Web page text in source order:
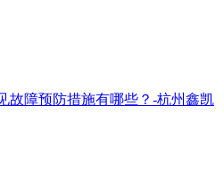
故障预防措施有哪些？-杭州鑫凯